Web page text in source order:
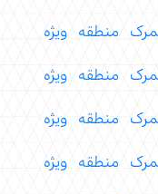
منطقه ویژه
منطقه ویژه
منطقه ویژه
منطقه ویژه